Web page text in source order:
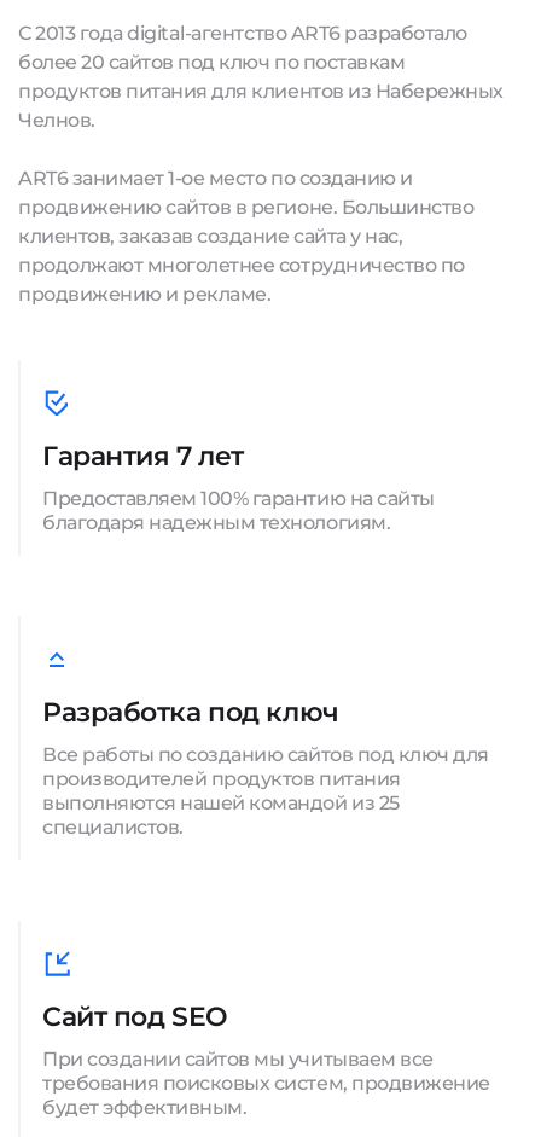
С 2013 года digital-агентство ART6 разработало
более 20 сайтов под ключ по поставкам
продуктов питания для клиентов из Набережных
Челнов.
ART6 занимает 1-ое место по созданию и
продвижению сайтов в регионе. Большинство
клиентов, заказав создание сайта у нас,
продолжают многолетнее сотрудничество по
продвижению и рекламе.
Гарантия 7 лет
Предоставляем 100% гарантию на сайты
благодаря надежным технологиям.
Разработка под ключ
Все работы по созданию сайтов под ключ для
производителей продуктов питания
выполняются нашей командой из 25
специалистов.
Сайт под SEO
При создании сайтов мы учитываем все
требования поисковых систем, продвижение
будет эффективным.